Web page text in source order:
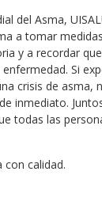
del Asma,
a tomar
y a recordar
Si
crisis de asma,
inmediato.
todas las
con calidad.